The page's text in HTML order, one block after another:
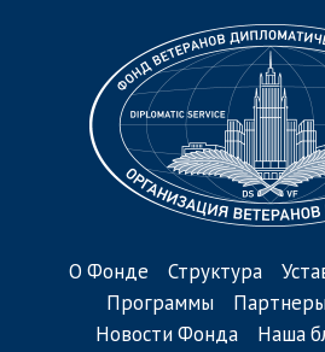
О Фонде Структура
Программы
Новости Фонда
Наша